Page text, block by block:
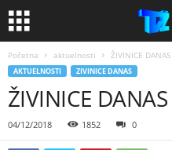
Početna aktuelnosti ŽIVINICE
AKTUELNOSTI ZIVINICE DANAS
ŽIVINICE
04/12/2018 1852 0